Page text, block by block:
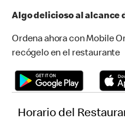
Algo delicioso al alcance
Ordena ahora con Mobile
recógelo en el restaurante
Horario del